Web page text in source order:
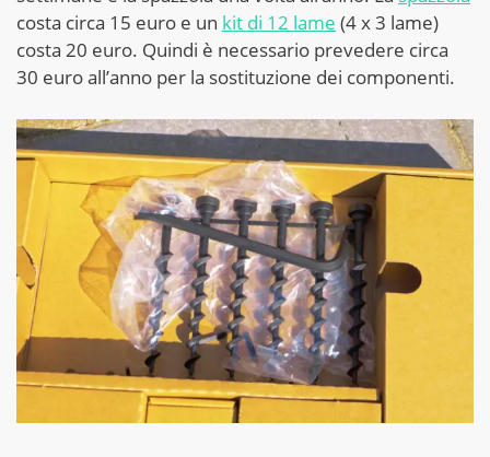
costa circa 15 euro e un kit di 12 lame (4 x 3 lame)
costa 20 euro. Quindi è necessario prevedere circa
30 euro all’anno per la sostituzione dei componenti.